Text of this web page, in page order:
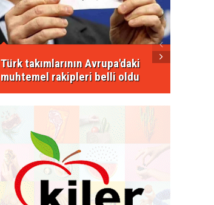
Türk takımlarının Avrupa'daki
muhtemel rakipleri belli oldu